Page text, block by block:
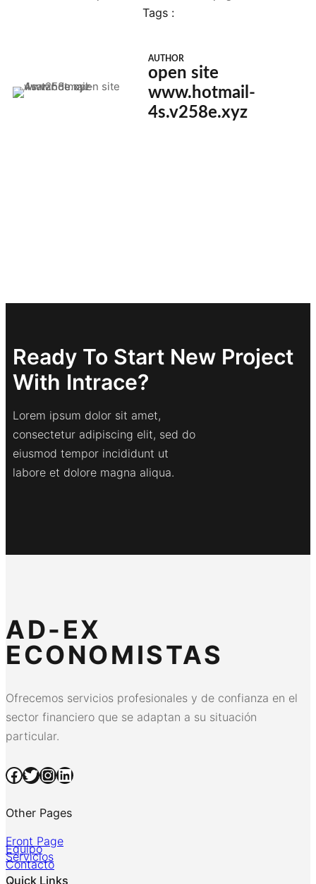
Tags :
AUTHOR
open site
www.hotmail-
4s.v258e.xyz
Ready To Start New Project
With Intrace?
Lorem ipsum dolor sit amet,
consectetur adipiscing elit, sed do
eiusmod tempor incididunt ut
labore et dolore magna aliqua.
AD-EX
ECONOMISTAS
Ofrecemos servicios profesionales y de confianza en el
sector financiero que se adaptan a su situación
particular.
Facebook Twitter InstagramLinkedIn
Other Pages
Front Page
Equipo
Servicios
Contacto
Quick Links